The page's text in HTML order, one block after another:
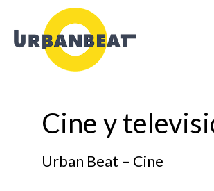
contenido
Cine y
Urban Beat – Cine
Paginación